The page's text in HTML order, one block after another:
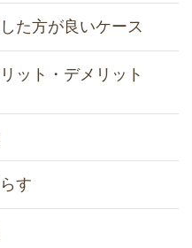
た方が良いケース
ット・デメリット
す